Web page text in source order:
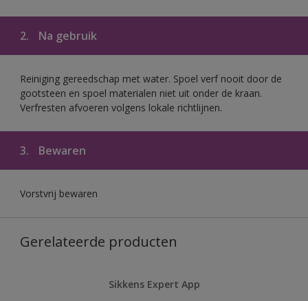
2. Na gebruik
Reiniging gereedschap met water. Spoel verf nooit door de
gootsteen en spoel materialen niet uit onder de kraan.
Verfresten afvoeren volgens lokale richtlijnen.
3. Bewaren
Vorstvrij bewaren
Gerelateerde producten
Sikkens Expert App